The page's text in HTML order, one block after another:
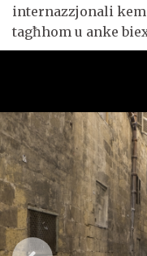
internazzjonali
tagħhom u anke